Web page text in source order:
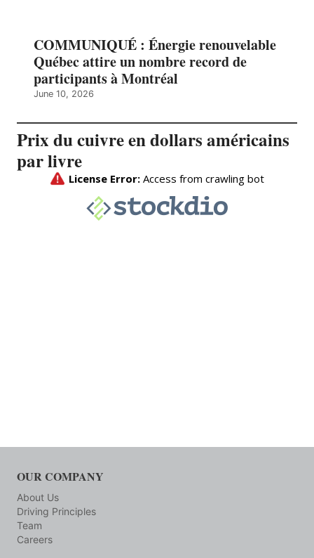
COMMUNIQUÉ : Énergie renouvelable
Québec attire un nombre record de
participants à Montréal
June 10, 2026
Prix du cuivre en dollars américains
par livre
OUR COMPANY
About Us
Driving Principles
Team
Careers